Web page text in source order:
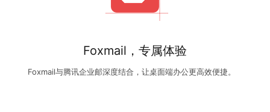
Foxmail，专属体验
Foxmail与腾讯企业邮深度结合，让桌面端办公更高效便捷。